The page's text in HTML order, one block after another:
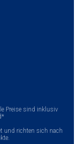
Preise sind inklusiv
und richten sich nach